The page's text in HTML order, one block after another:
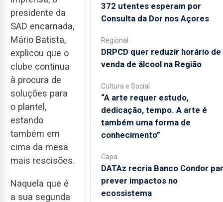
presidente da
SAD encarnada,
Mário Batista,
explicou que o
clube continua
à procura de
soluções para
o plantel,
estando
também em
cima da mesa
mais rescisões.
Naquela que é
a sua segunda
372 utentes esperam por
Consulta da Dor nos Açores
Regional
DRPCD quer reduzir horário de
venda de álcool na Região
Cultura e Social
“A arte requer estudo,
dedicação, tempo. A arte é
também uma forma de
conhecimento”
Capa
DATAz recria Banco Condor
prever impactos no
ecossistema